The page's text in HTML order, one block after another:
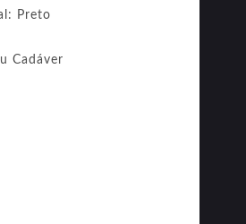
Preto
Cadáver